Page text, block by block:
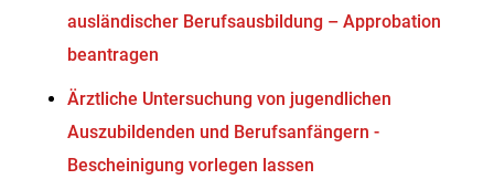
ausländischer Berufsausbildung – Approbation
beantragen
Ärztliche Untersuchung von jugendlichen
Auszubildenden und Berufsanfängern -
Bescheinigung vorlegen lassen